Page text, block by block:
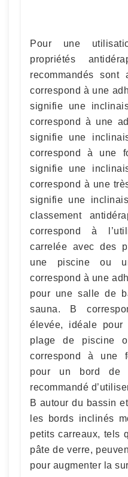
Pour une
propriétés
recommandés
correspond à une
signifie une
correspond à une
signifie une
correspond à une
signifie une
correspond à une
signifie une
classement
correspond à
carrelée avec des
une piscine ou
correspond à une
pour une salle de
sauna. B
élevée, idéale
plage de piscine
correspond à une
pour un bord de
recommandé
B autour du bassin
les bords inclinés
petits carreaux, tels
pâte de verre,
pour augmenter la